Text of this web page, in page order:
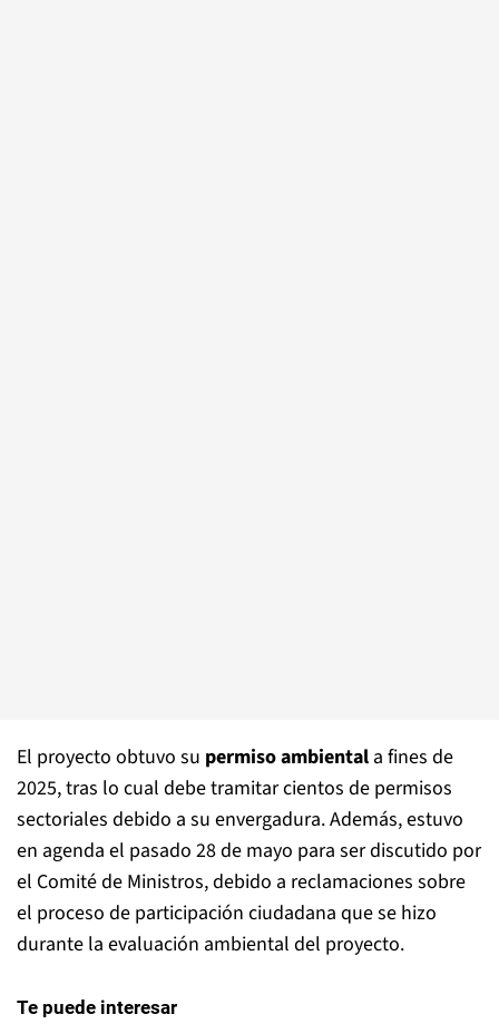
El proyecto obtuvo su permiso ambiental a fines de
2025, tras lo cual debe tramitar cientos de permisos
sectoriales debido a su envergadura. Además, estuvo
en agenda el pasado 28 de mayo para ser discutido por
el Comité de Ministros, debido a reclamaciones sobre
el proceso de participación ciudadana que se hizo
durante la evaluación ambiental del proyecto.
Te puede interesar